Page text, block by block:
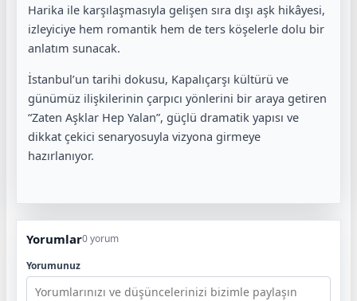
Harika ile karşılaşmasıyla gelişen sıra dışı aşk hikâyesi,
izleyiciye hem romantik hem de ters köşelerle dolu bir
anlatım sunacak.
İstanbul’un tarihi dokusu, Kapalıçarşı kültürü ve
günümüz ilişkilerinin çarpıcı yönlerini bir araya getiren
“Zaten Aşklar Hep Yalan”, güçlü dramatik yapısı ve
dikkat çekici senaryosuyla vizyona girmeye
hazırlanıyor.
Yorumlar0 yorum
Yorumunuz